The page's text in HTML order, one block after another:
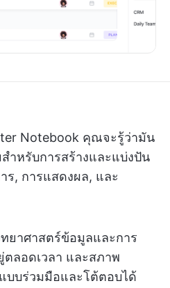
Notebook คุณจะรู้ว่ามัน
ำหรับการสร้างและแบ่งปัน
ร, การแสดงผล, และ
ยาศาสตร์ข้อมูลและการ
ลอดเวลา และสภาพ
บร่วมมือและโต้ตอบได้